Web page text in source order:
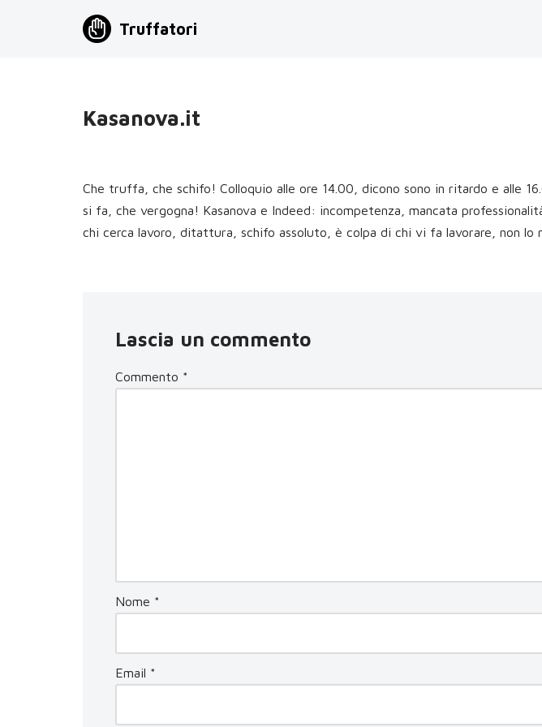
Truffatori
Kasanova.it
Che truffa, che schifo! Colloquio alle ore 14.00, dicono sono in ritardo e alle
si fa, che vergogna! Kasanova e Indeed: incompetenza, mancata
chi cerca lavoro, ditattura, schifo assoluto, è colpa di chi vi fa lavorare, non lo
Lascia un commento
Commento *
Nome *
Email *